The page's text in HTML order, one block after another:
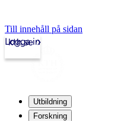
Till innehåll på sidan
kth.se
Logga in
Utbildning
Forskning